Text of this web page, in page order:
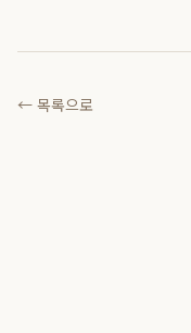
← 목록으로